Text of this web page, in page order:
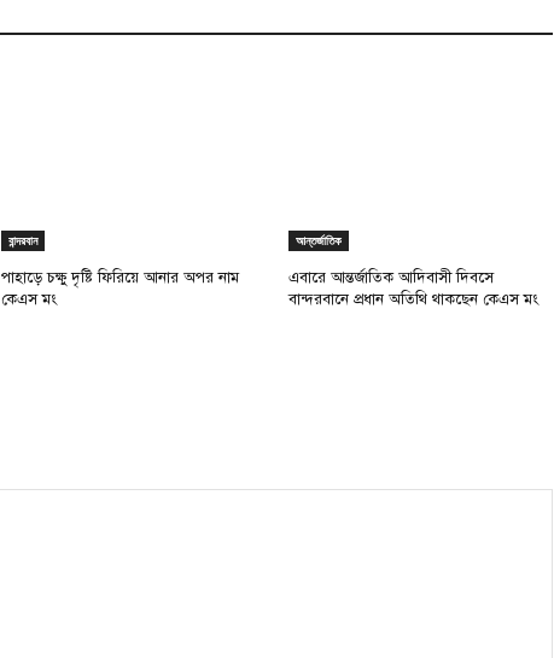
বান্দরবান
পাহাড়ে চক্ষু দৃষ্টি ফিরিয়ে আনার অপর নাম
কেএস মং
আন্তর্জাতিক
এবারে আন্তর্জাতিক আদিবাসী দিবসে
বান্দরবানে প্রধান অতিথি থাকছেন কেএস মং